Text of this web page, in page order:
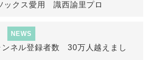
ックス愛用 識西諭里プロ
NEWS
ンネル登録者数 30万人越えまし